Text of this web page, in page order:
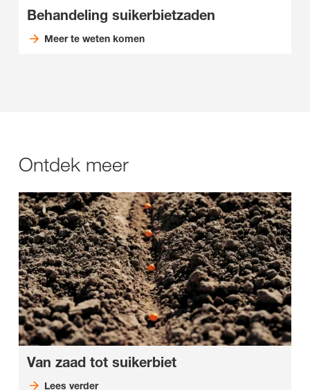
Behandeling suikerbietzaden
Meer te weten komen
Ontdek meer
Van zaad tot suikerbiet
Lees verder